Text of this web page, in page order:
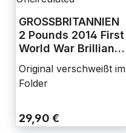
GROSSBRITANNIEN
2 Pounds 2014 First
World War Brilliant
Original verschweißt im
Folder
29,90 €